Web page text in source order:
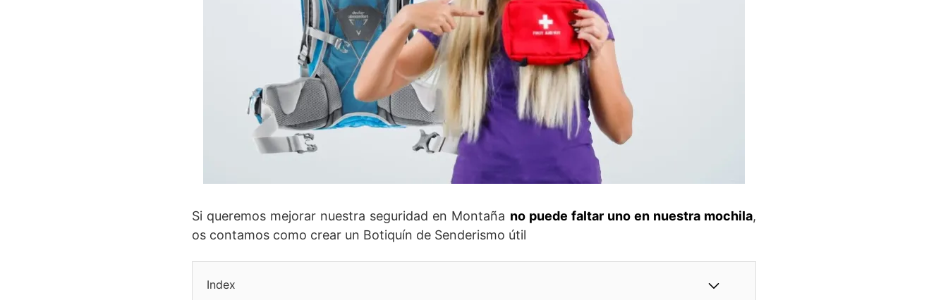
Si queremos mejorar nuestra seguridad en Montaña no puede faltar uno en nuestra mochila,
os contamos como crear un Botiquín de Senderismo útil
Index